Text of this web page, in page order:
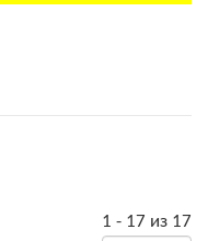
1 - 17 из 17